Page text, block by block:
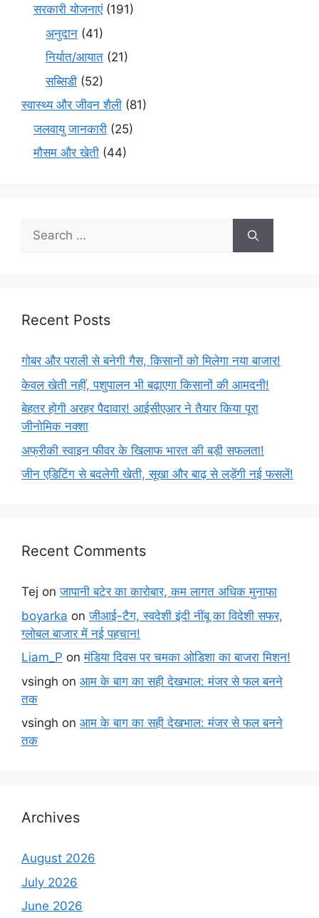
सरकारी योजनाएं(191)
अनुदान (41)
निर्यात/आयात (21)
सब्सिडी (52)
स्वास्थ्य और जीवन शैली (81)
जलवायु जानकारी (25)
मौसम और खेती (44)
Recent Posts
गोबर और पराली से बनेगी गैस, किसानों को मिलेगा नया बाजार!
केवल खेती नहीं, पशुपालन भी बढ़ाएगा किसानों की आमदनी!
बेहतर होगी अरहर पैदावार! आईसीएआर ने तैयार किया पूरा
जीनोमिक नक्शा
अफ्रीकी स्वाइन फीवर के खिलाफ भारत की बड़ी सफलता!
जीन एडिटिंग से बदलेगी खेती, सूखा और बाढ़ से लड़ेंगी नई फसलें!
Recent Comments
Tej onजापानी बटेर का कारोबार, कम लागत अधिक मुनाफा
boyarka onजीआई-टैग, स्वदेशी इंदी नींबू का विदेशी सफर,
ग्लोबल बाजार में नई पहचान!
Liam_P onमंडिया दिवस पर चमका ओडिशा का बाजरा मिशन!
vsingh on आम के बाग का सही देखभाल: मंजर से फल बनने
तक
vsingh on आम के बाग का सही देखभाल: मंजर से फल बनने
तक
Archives
August 2026
July 2026
June 2026